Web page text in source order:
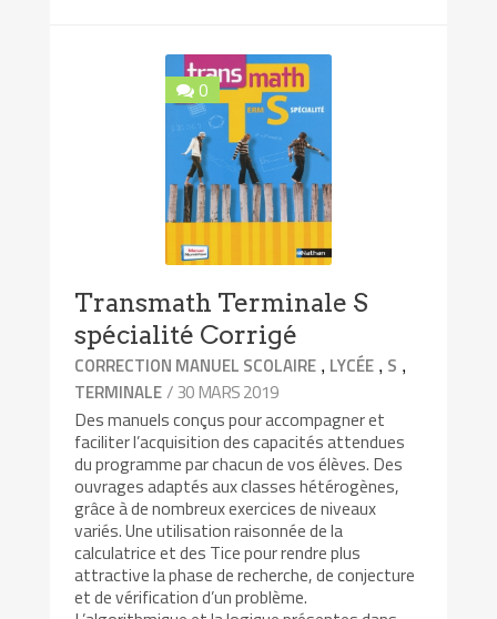
0
Transmath Terminale S
spécialité Corrigé
CORRECTION MANUEL SCOLAIRE , LYCÉE , S ,
TERMINALE/ 30 MARS 2019
Des manuels conçus pour accompagner et
faciliter l’acquisition des capacités attendues
du programme par chacun de vos élèves. Des
ouvrages adaptés aux classes hétérogènes,
grâce à de nombreux exercices de niveaux
variés. Une utilisation raisonnée de la
calculatrice et des Tice pour rendre plus
attractive la phase de recherche, de conjecture
et de vérification d’un problème.